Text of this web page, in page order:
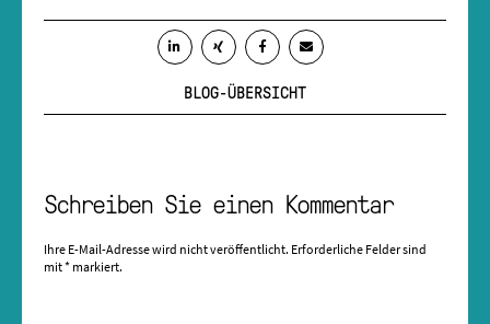
BLOG-ÜBERSICHT
Schreiben Sie einen Kommentar
Ihre E-Mail-Adresse wird nicht veröffentlicht. Erforderliche Felder sind
mit* markiert.